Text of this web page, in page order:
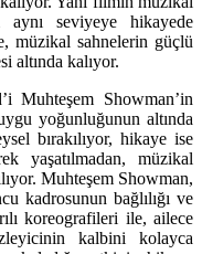
aynı seviyeye hikayede
müzikal sahnelerin güçlü
altında kalıyor.
Muhteşem Showman’in
yoğunluğunun altında
bırakılıyor, hikaye ise
yaşatılmadan, müzikal
Muhteşem Showman,
kadrosunun bağlılığı ve
koreografileri ile, ailece
kalbini kolayca